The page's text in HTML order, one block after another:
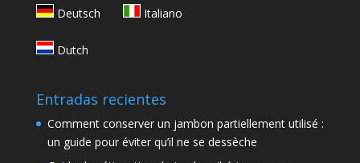
Deutsch Italiano
Dutch
Entradas recientes
Comment conserver un jambon partiellement utilisé :
un guide pour éviter qu’il ne se dessèche